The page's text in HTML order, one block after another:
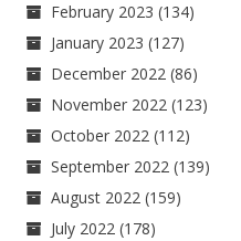
February 2023 (134)
January 2023 (127)
December 2022 (86)
November 2022 (123)
October 2022 (112)
September 2022 (139)
August 2022 (159)
July 2022 (178)